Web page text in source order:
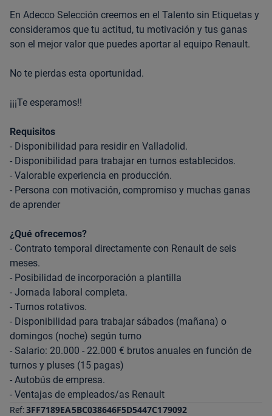
En Adecco Selección creemos en el Talento sin Etiquetas y
consideramos que tu actitud, tu motivación y tus ganas
son el mejor valor que puedes aportar al equipo Renault.
No te pierdas esta oportunidad.
¡¡¡Te esperamos!!
Requisitos
- Disponibilidad para residir en Valladolid.
- Disponibilidad para trabajar en turnos establecidos.
- Valorable experiencia en producción.
- Persona con motivación, compromiso y muchas ganas
de aprender
¿Qué ofrecemos?
- Contrato temporal directamente con Renault de seis
meses.
- Posibilidad de incorporación a plantilla
- Jornada laboral completa.
- Turnos rotativos.
- Disponibilidad para trabajar sábados (mañana) o
domingos (noche) según turno
- Salario: 20.000 - 22.000 € brutos anuales en función de
turnos y pluses (15 pagas)
- Autobús de empresa.
- Ventajas de empleados/as Renault
Ref:3FF7189EA5BC038646F5D5447C179092